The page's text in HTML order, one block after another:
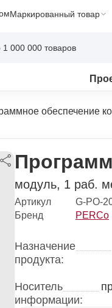
Маркированный товар
обеспечение
модуль, 1 раб.
Артикул
G-PO-
Бренд
PERCo
Назначение
продукта:
Носитель
информации: